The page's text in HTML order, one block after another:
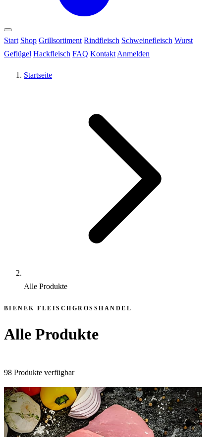
Start Shop Grillsortiment Rindfleisch Schweinefleisch Wurst
Geflügel Hackfleisch FAQ Kontakt Anmelden
Startseite
Alle Produkte
BIENEK FLEISCHGROSSHANDEL
Alle Produkte
98 Produkte verfügbar